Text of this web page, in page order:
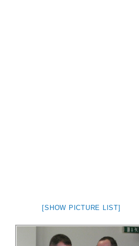
[SHOW PICTURE LIST]